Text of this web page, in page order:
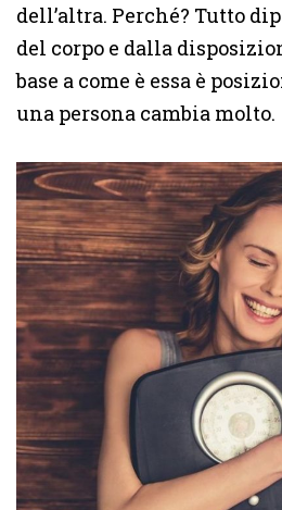
dell’altra. Perché? Tutto
del corpo e dalla
base a come è essa è
una persona cambia molto.